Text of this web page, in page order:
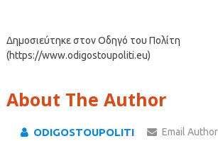
Δημοσιεύτηκε στον Οδηγό του Πολίτη
(https://www.odigostoupoliti.eu)
About The Author
ODIGOSTOUPOLITI Email Author